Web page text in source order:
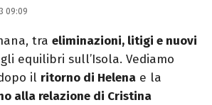
all'editoria studiando all'IED
Editor. Si specializza poi in
digitale, Giornalismo e
presso La Sapienza,
con alcune testate ed uffici
09:09
tra eliminazioni, litigi e nuovi
equilibri sull’Isola. Vediamo
il ritorno di Helena e la
alla relazione di Cristina